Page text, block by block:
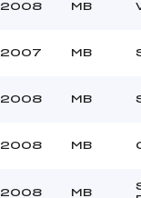
2008 MB
2007 MB
2008 MB
2008 MB
2008 MB